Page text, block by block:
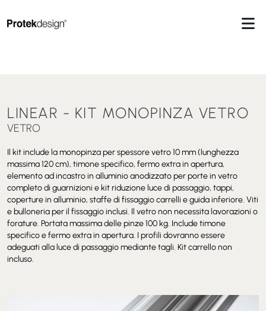
LINEAR - KIT MONOPINZA VETRO
VETRO
Il kit include la monopinza per spessore vetro 10 mm (lunghezza
massima 120 cm), timone specifico, fermo extra in apertura,
elemento ad incastro in alluminio anodizzato per porte in vetro
completo di guarnizioni e kit riduzione luce di passaggio, tappi,
coperture in alluminio, staffe di fissaggio carrelli e guida inferiore. Viti
e bulloneria per il fissaggio inclusi. Il vetro non necessita lavorazioni o
forature. Portata massima delle pinze 100 kg. Include timone
specifico e fermo extra in apertura. I profili dovranno essere
adeguati alla luce di passaggio mediante tagli. Kit carrello non
incluso.